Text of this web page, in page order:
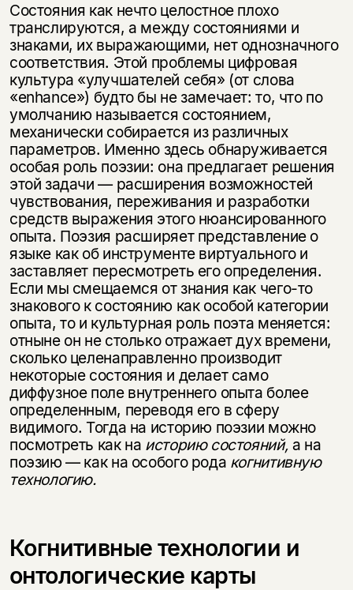
Состояния как нечто целостное плохо
транслируются, а между состояниями и
знаками, их выражающими, нет однозначного
соответствия. Этой проблемы цифровая
культура «улучшателей себя» (от слова
«enhance») будто бы не замечает: то, что по
умолчанию называется состоянием,
механически собирается из различных
параметров. Именно здесь обнаруживается
особая роль поэзии: она предлагает решения
этой задачи — расширения возможностей
чувствования, переживания и разработки
средств выражения этого нюансированного
опыта. Поэзия расширяет представление о
языке как об инструменте виртуального и
заставляет пересмотреть его определения.
Если мы смещаемся от знания как чего-то
знакового к состоянию как особой категории
опыта, то и культурная роль поэта меняется:
отныне он не столько отражает дух времени,
сколько целенаправленно производит
некоторые состояния и делает само
диффузное поле внутреннего опыта более
определенным, переводя его в сферу
видимого. Тогда на историю поэзии можно
посмотреть как на историю состояний, а на
поэзию — как на особого рода когнитивную
технологию.
Когнитивные технологии и
онтологические карты